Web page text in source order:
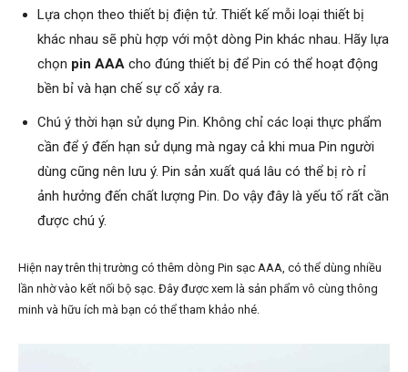
Lựa chọn theo thiết bị điện tử. Thiết kế mỗi loại thiết bị
khác nhau sẽ phù hợp với một dòng Pin khác nhau. Hãy lựa
chọn pin AAA cho đúng thiết bị để Pin có thể hoạt động
bền bỉ và hạn chế sự cố xảy ra.
Chú ý thời hạn sử dụng Pin. Không chỉ các loại thực phẩm
cần để ý đến hạn sử dụng mà ngay cả khi mua Pin người
dùng cũng nên lưu ý. Pin sản xuất quá lâu có thể bị rò rỉ
ảnh hưởng đến chất lượng Pin. Do vậy đây là yếu tố rất cần
được chú ý.
Hiện nay trên thị trường có thêm dòng Pin sạc AAA, có thể dùng nhiều
lần nhờ vào kết nối bộ sạc. Đây được xem là sản phẩm vô cùng thông
minh và hữu ích mà bạn có thể tham khảo nhé.